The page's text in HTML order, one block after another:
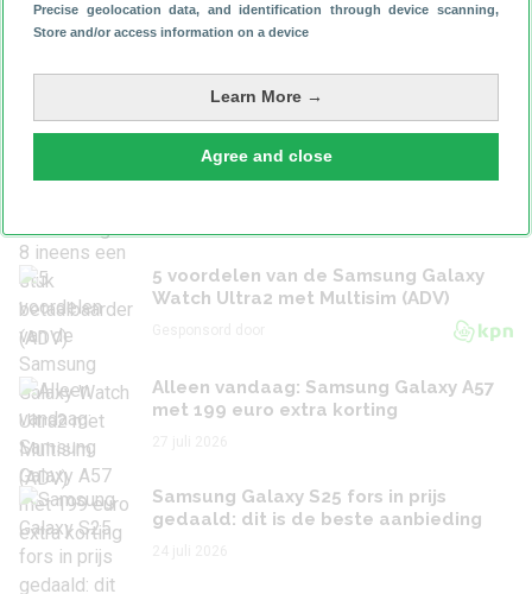
Precise geolocation data, and identification through device scanning,
Store and/or access information on a device
Learn More →
Agree and close
foto’s in fysieke herinneringen
Zo wordt de Samsung Galaxy Z Flip 8
ineens een stuk betaalbaarder (ADV)
5 voordelen van de Samsung Galaxy
Watch Ultra2 met Multisim (ADV)
Alleen vandaag: Samsung Galaxy A57
met 199 euro extra korting
Samsung Galaxy S25 fors in prijs
gedaald: dit is de beste aanbieding